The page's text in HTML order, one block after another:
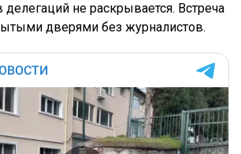
делегаций не раскрывается. Встреча
дверями без журналистов.